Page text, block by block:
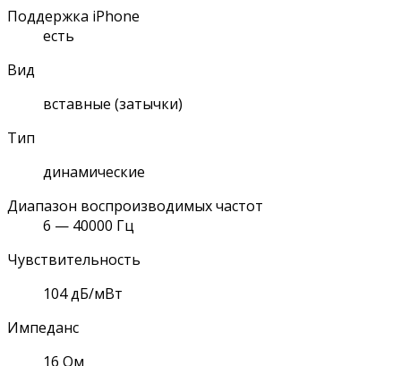
Поддержка iPhone
есть
Вид
вставные (затычки)
Тип
динамические
Диапазон воспроизводимых частот
6 — 40000 Гц
Чувствительность
104 дБ/мВт
Импеданс
16 Ом